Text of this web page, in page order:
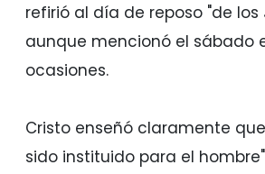
refirió al día de reposo "de los
aunque mencionó el sábado
ocasiones.
Cristo enseñó claramente
sido instituido para el